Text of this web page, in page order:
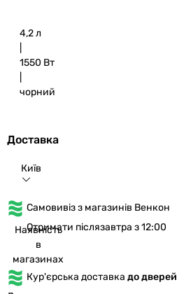
4,2 л
1550 Вт
чорний
Доставка
Київ
Самовивіз з магазинів Венкон
Наявність
в
магазинах
Отримати післязавтра з 12:00
Кур'єрська доставка до дверей